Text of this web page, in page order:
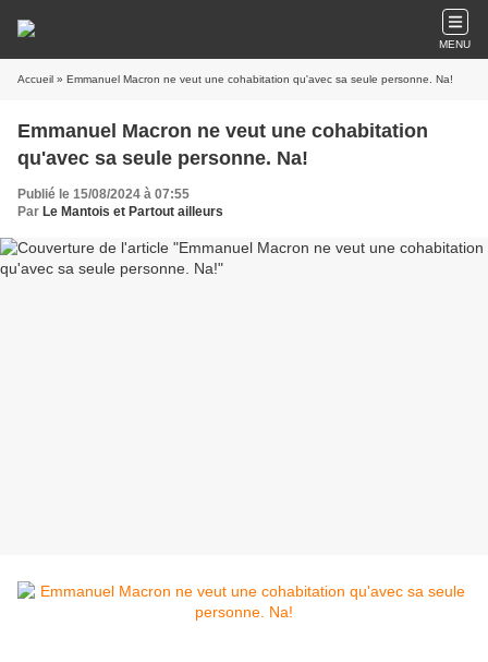
MENU
Accueil » Emmanuel Macron ne veut une cohabitation qu'avec sa seule personne. Na!
Emmanuel Macron ne veut une cohabitation
qu'avec sa seule personne. Na!
Publié le 15/08/2024 à 07:55
Par Le Mantois et Partout ailleurs